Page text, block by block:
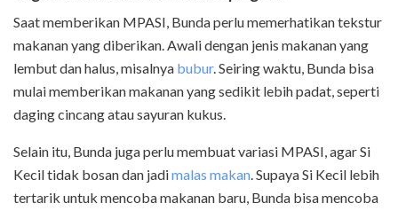
Saat memberikan MPASI, Bunda perlu memerhatikan tekstur
makanan yang diberikan. Awali dengan jenis makanan yang
lembut dan halus, misalnya bubur. Seiring waktu, Bunda bisa
mulai memberikan makanan yang sedikit lebih padat, seperti
daging cincang atau sayuran kukus.
Selain itu, Bunda juga perlu membuat variasi MPASI, agar Si
Kecil tidak bosan dan jadimalas makan. Supaya Si Kecil lebih
tertarik untuk mencoba makanan baru, Bunda bisa mencoba